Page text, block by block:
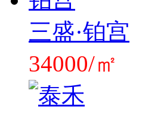
三盛·铂宫
34000/㎡